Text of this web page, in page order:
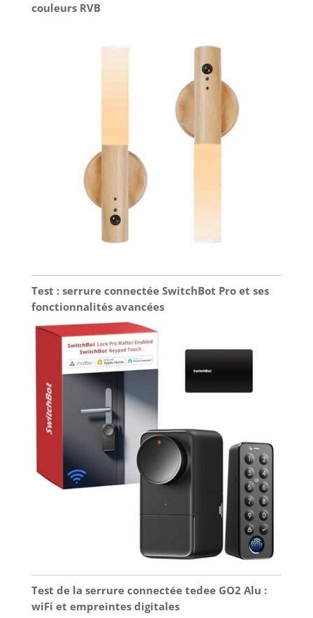
couleurs RVB
Test : serrure connectée SwitchBot Pro et ses
fonctionnalités avancées
Test de la serrure connectée tedee GO2 Alu :
wiFi et empreintes digitales